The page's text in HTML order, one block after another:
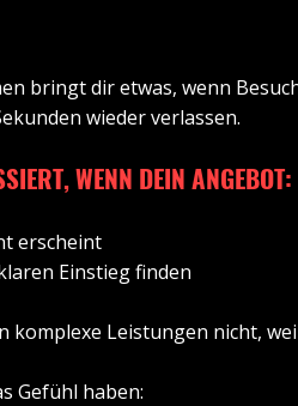
bringt dir etwas, wenn
wieder verlassen.
WENN DEIN ANGEBOT:
erscheint
Einstieg finden
komplexe Leistungen nicht,
Gefühl haben: